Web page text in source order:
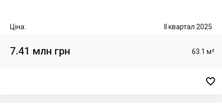
Ціна: II квартал 2025
7.41 млн грн 63.1 м²
